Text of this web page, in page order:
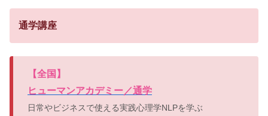
通学講座
【全国】
ヒューマンアカデミー／通学
日常やビジネスで使える実践心理学NLPを学ぶ